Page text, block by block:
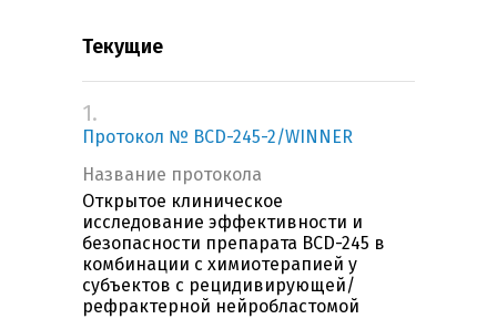
Текущие
1.
Протокол № BCD-245-2/WINNER
Название протокола
Открытое клиническое
исследование эффективности и
безопасности препарата BCD-245 в
комбинации с химиотерапией у
субъектов с рецидивирующей/
рефрактерной нейробластомой